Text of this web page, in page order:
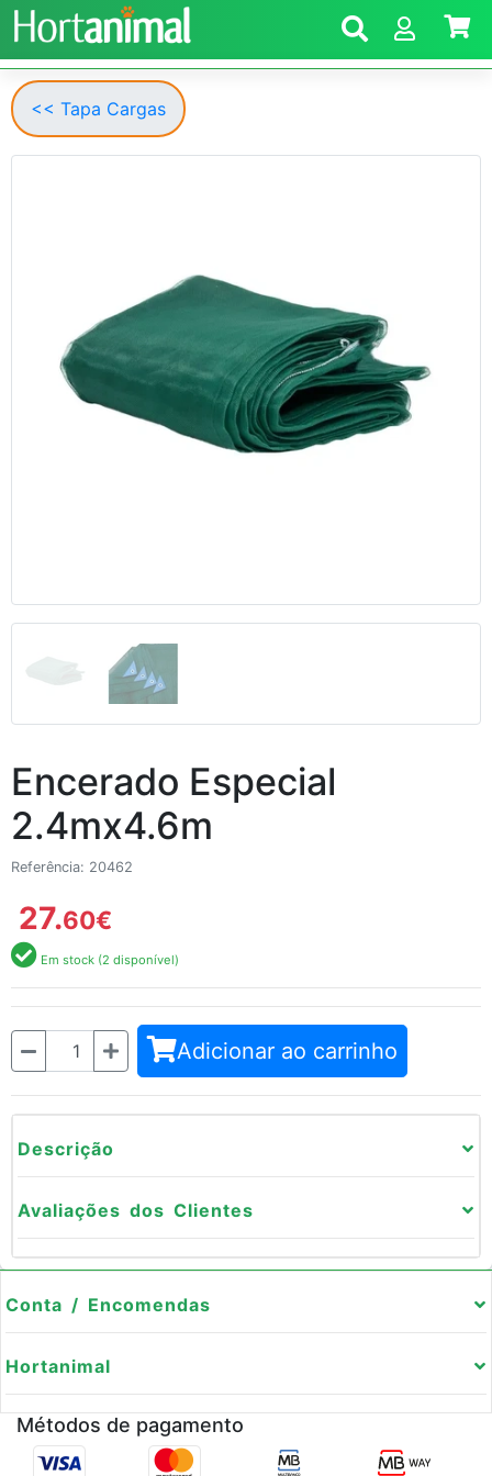
<< Tapa Cargas
Encerado Especial
2.4mx4.6m
Referência: 20462
27.60€
Em stock (2 disponível)
Quantidade Adicionar ao carrinho
Descrição
Avaliações dos Clientes
Conta / Encomendas
Hortanimal
Métodos de pagamento